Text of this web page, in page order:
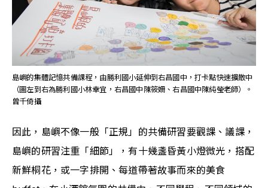
島嶼的集體記憶共備課程，由勝利國小延伸到右昌國中，打卡點快速擴散中
（圖左到右為勝利國小林幸宜，右昌國中陳筱姍、右昌國中陳純瑩老師）。
曾千倚攝
因此，島嶼不像一般「正規」的共備研習要觀課、議課，
島嶼的研習注重「細節」，有十幾盞昏黃小燈微光，搭配
新鮮桐花，或一字排開、每道帶著故事而來的美食